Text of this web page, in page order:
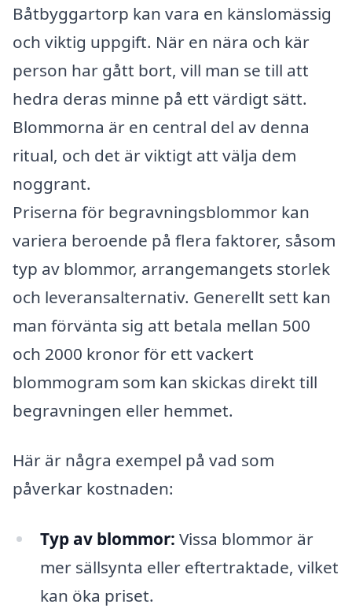
Båtbyggartorp kan vara en känslomässig
och viktig uppgift. När en nära och kär
person har gått bort, vill man se till att
hedra deras minne på ett värdigt sätt.
Blommorna är en central del av denna
ritual, och det är viktigt att välja dem
noggrant.
Priserna för begravningsblommor kan
variera beroende på flera faktorer, såsom
typ av blommor, arrangemangets storlek
och leveransalternativ. Generellt sett kan
man förvänta sig att betala mellan 500
och 2000 kronor för ett vackert
blommogram som kan skickas direkt till
begravningen eller hemmet.
Här är några exempel på vad som
påverkar kostnaden:
Typ av blommor: Vissa blommor är
mer sällsynta eller eftertraktade, vilket
kan öka priset.